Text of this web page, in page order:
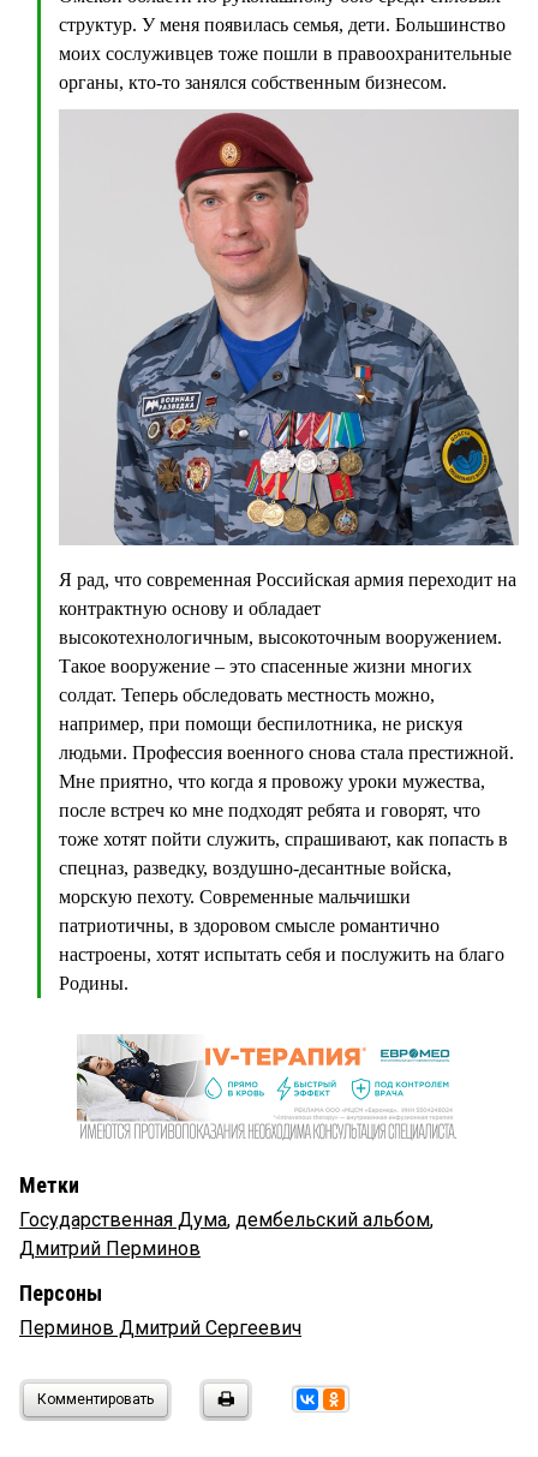
структур. У меня появилась семья, дети. Большинство
моих сослуживцев тоже пошли в правоохранительные
органы, кто-то занялся собственным бизнесом.
Я рад, что современная Российская армия переходит на
контрактную основу и обладает
высокотехнологичным, высокоточным вооружением.
Такое вооружение – это спасенные жизни многих
солдат. Теперь обследовать местность можно,
например, при помощи беспилотника, не рискуя
людьми. Профессия военного снова стала престижной.
Мне приятно, что когда я провожу уроки мужества,
после встреч ко мне подходят ребята и говорят, что
тоже хотят пойти служить, спрашивают, как попасть в
спецназ, разведку, воздушно-десантные войска,
морскую пехоту. Современные мальчишки
патриотичны, в здоровом смысле романтично
настроены, хотят испытать себя и послужить на благо
Родины.
Метки
Государственная Дума, дембельский альбом,
Дмитрий Перминов
Персоны
Перминов Дмитрий Сергеевич
Комментировать